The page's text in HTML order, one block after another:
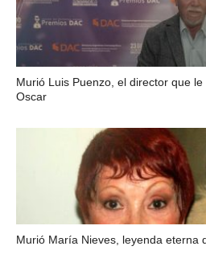
Murió Luis Puenzo, el director que
Oscar
Murió María Nieves, leyenda eterna